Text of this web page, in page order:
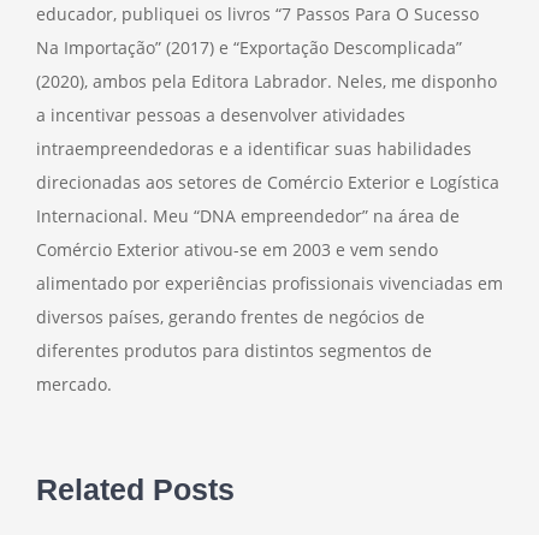
educador, publiquei os livros “7 Passos Para O Sucesso
Na Importação” (2017) e “Exportação Descomplicada”
(2020), ambos pela Editora Labrador. Neles, me disponho
a incentivar pessoas a desenvolver atividades
intraempreendedoras e a identificar suas habilidades
direcionadas aos setores de Comércio Exterior e Logística
Internacional. Meu “DNA empreendedor” na área de
Comércio Exterior ativou-se em 2003 e vem sendo
alimentado por experiências profissionais vivenciadas em
diversos países, gerando frentes de negócios de
diferentes produtos para distintos segmentos de
mercado.
Related Posts